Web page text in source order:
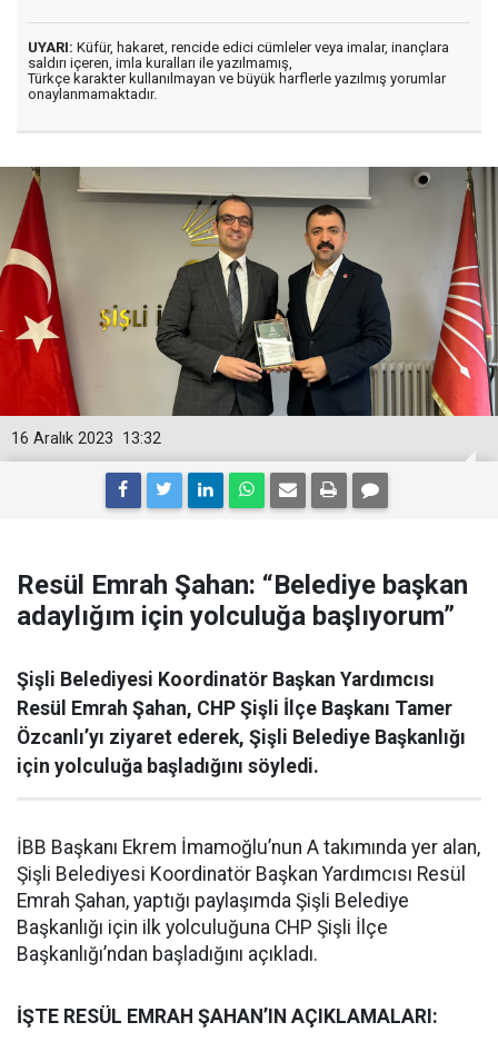
UYARI: Küfür, hakaret, rencide edici cümleler veya imalar, inançlara
saldırı içeren, imla kuralları ile yazılmamış,
Türkçe karakter kullanılmayan ve büyük harflerle yazılmış yorumlar
onaylanmamaktadır.
13:32
16 Aralık 2023
Resül Emrah Şahan: “Belediye başkan
adaylığım için yolculuğa başlıyorum”
Şişli Belediyesi Koordinatör Başkan Yardımcısı
Resül Emrah Şahan, CHP Şişli İlçe Başkanı Tamer
Özcanlı’yı ziyaret ederek, Şişli Belediye Başkanlığı
için yolculuğa başladığını söyledi.
İBB Başkanı Ekrem İmamoğlu’nun A takımında yer alan,
Şişli Belediyesi Koordinatör Başkan Yardımcısı Resül
Emrah Şahan, yaptığı paylaşımda Şişli Belediye
Başkanlığı için ilk yolculuğuna CHP Şişli İlçe
Başkanlığı’ndan başladığını açıkladı.
İŞTE RESÜL EMRAH ŞAHAN’IN AÇIKLAMALARI: